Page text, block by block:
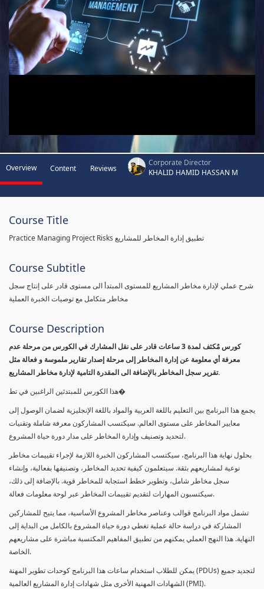
Overview Content Reviews
Corporate Director
KHALID HAMID HASSAN M
Course Title
Practice Managing Project Risks تطبيق إدارة المخاطر للمشاريع
Course Subtitle
شرح عملي لإدارة مخاطر المشاريع للمستوى المبتدأ الى مستوى قادر على إنتاج سجل
مخاطر متكامل مع توصيات الخبرة العملية
Course Description
كورس مٌكثف لمدة 3 ساعات قادر على نقل المشارك في الكورس من مرحلة عدم
معرفة أي معلومة عن إدارة المخاطر إلى مرحلة إصدار تقارير ملموسة و فعالة مثل
تقرير سجل المخاطر بالإضافة الى المقدرة التامية لإدارة مخاطر المشاريع.
هذا الكورس للمبتدئين الراغبين في تط�
يجمع هذا البرنامج بين التعليم باللغة العربية والمواد باللغة الإنجليزية لضمان الوصول إلى
معايير المخاطر على مستوى العالم. سيكتسب المشاركون معرفة شاملة وتقنيات
لتحديد وتصنيف وإدارة المخاطر على مدار دورة حياة المشروع.
بحلول نهاية هذا البرنامج، سيكتسب المشاركون الخبرة اللازمة لإجراء تقييمات مخاطر
نوعية لمشاريعهم بثقة. سيتعلمون كيفية تحديد المخاطر، وتصنيفها بفعالية، وإنشاء
سجل مخاطر شامل، وتطوير خطط استجابة للمخاطر قوية. بالإضافة إلى ذلك،
سيكتسبون المهارات لتقديم تقييمات المخاطر عبر لوحة معلومات فعالة.
تشمل مواد البرنامج قوالب وعناصر مخاطر المشروع الأساسية، مما يتيح للمشاركين
المشاركة في دراسة حالة عملية تغطي دورة حياة المشروع بالكامل من البداية إلى
النهاية. هذا النهج العملي يمكنهم من تطبيق المفاهيم المكتسبة مباشرة على مشاريعهم
الخاصة.
يمكن للطلاب استخدام ساعات هذا البرنامج كوحدات تطوير المهنة (PDUs) لتجديد جميع
الشهادات المهنية الأخرى مثل شهادات إدارة المشاريع العالمية (PMI).